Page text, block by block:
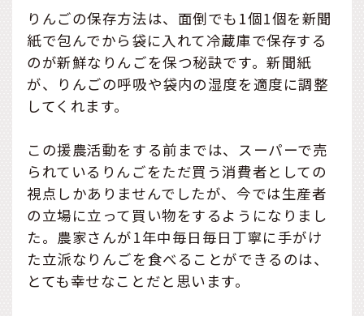
りんごの保存方法は、面倒でも1個1個を新聞
紙で包んでから袋に入れて冷蔵庫で保存する
のが新鮮なりんごを保つ秘訣です。新聞紙
が、りんごの呼吸や袋内の湿度を適度に調整
してくれます。
この援農活動をする前までは、スーパーで売
られているりんごをただ買う消費者としての
視点しかありませんでしたが、今では生産者
の立場に立って買い物をするようになりまし
た。農家さんが1年中毎日毎日丁寧に手がけ
た立派なりんごを食べることができるのは、
とても幸せなことだと思います。